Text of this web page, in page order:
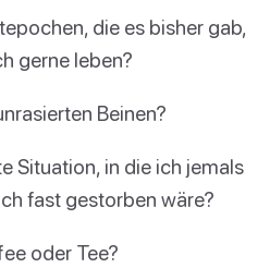
die es bisher gab,
gerne leben?
Beinen?
Situation, in die ich jemals
fast gestorben wäre?
oder Tee?